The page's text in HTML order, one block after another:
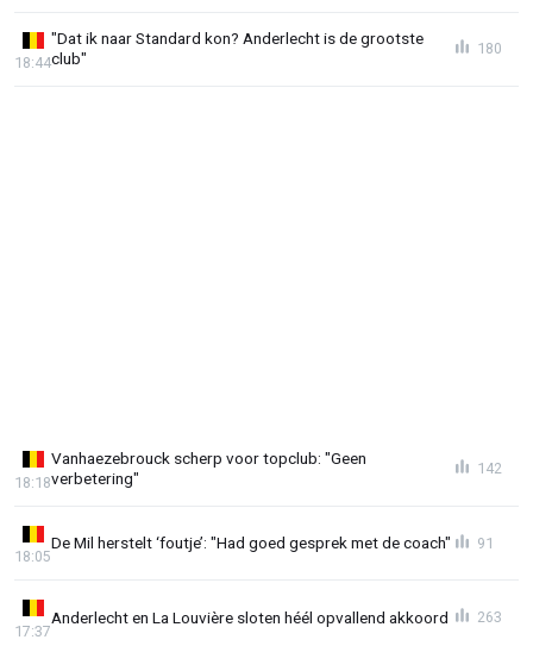
"Dat ik naar Standard kon? Anderlecht is de grootste
club"
18:44
180
Vanhaezebrouck scherp voor topclub: "Geen
verbetering"
18:18
142
De Mil herstelt ‘foutje’: "Had goed gesprek met de coach"
18:05
91
Anderlecht en La Louvière sloten héél opvallend akkoord
17:37
263